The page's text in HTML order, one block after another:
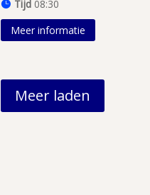
Tijd 08:30
Meer informatie
Meer laden